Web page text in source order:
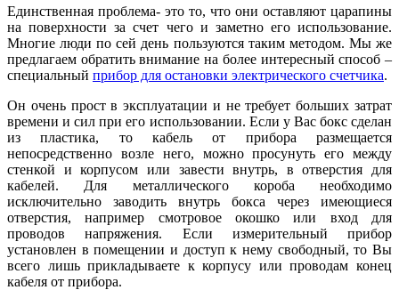
Единственная проблема- это то, что они оставляют царапины
на поверхности за счет чего и заметно его использование.
Многие люди по сей день пользуются таким методом. Мы же
предлагаем обратить внимание на более интересный способ –
специальный прибор для остановки электрического счетчика.
Он очень прост в эксплуатации и не требует больших затрат
времени и сил при его использовании. Если у Вас бокс сделан
из пластика, то кабель от прибора размещается
непосредственно возле него, можно просунуть его между
стенкой и корпусом или завести внутрь, в отверстия для
кабелей. Для металлического короба необходимо
исключительно заводить внутрь бокса через имеющиеся
отверстия, например смотровое окошко или вход для
проводов напряжения. Если измерительный прибор
установлен в помещении и доступ к нему свободный, то Вы
всего лишь прикладываете к корпусу или проводам конец
кабеля от прибора.